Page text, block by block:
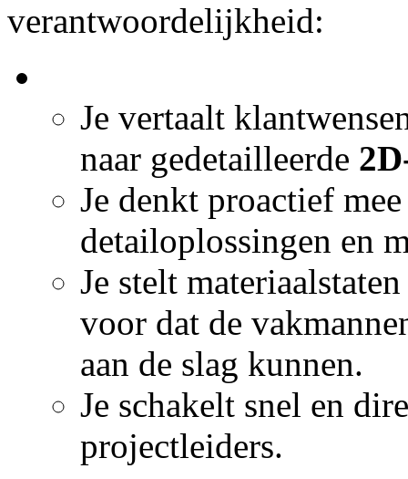
verantwoordelijkheid:
Je vertaalt
naar gedetailleerde
Je denkt proactief
detailoplossingen en
Je stelt
voor dat de
aan de slag kunnen.
Je schakelt snel en
projectleiders.